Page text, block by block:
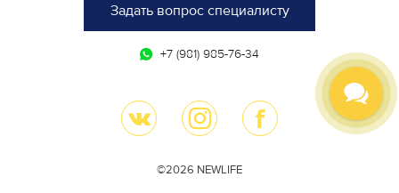
Задать вопрос специалисту
+7 (981) 985-76-34
©2026 NEWLIFE